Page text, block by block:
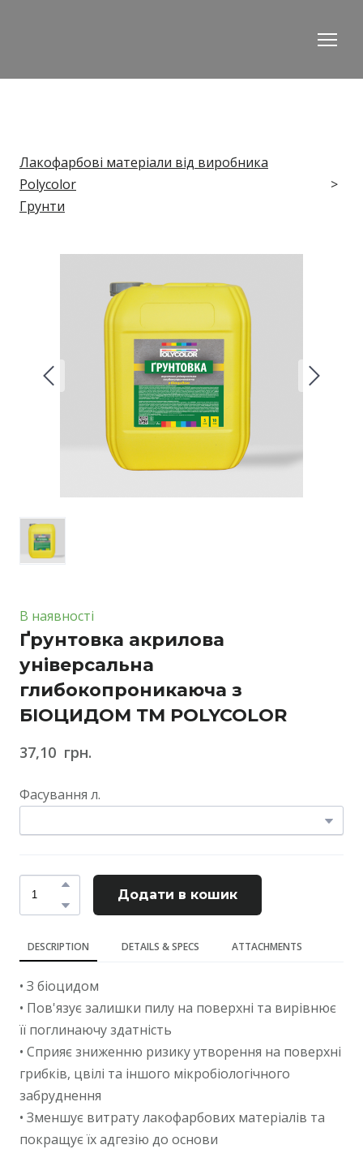
Лакофарбові матеріали від виробника
Polycolor
Грунти
В наявності
Ґрунтовка акрилова
універсальна
глибокопроникаюча з
БІОЦИДОМ ТМ POLYCOLOR
37,10  грн.
Фасування л.
Додати в кошик
DESCRIPTION DETAILS & SPECS ATTACHMENTS
• З біоцидом
• Пов'язує залишки пилу на поверхні та вирівнює
її поглинаючу здатність
• Сприяє зниженню ризику утворення на поверхні
грибків, цвілі та іншого мікробіологічного
забруднення
• Зменшує витрату лакофарбових матеріалів та
покращує їх адгезію до основи